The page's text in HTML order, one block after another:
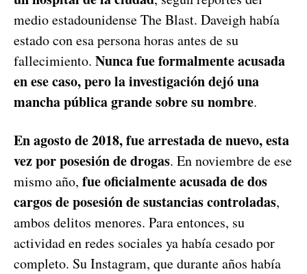
medio estadounidense The Blast. Daveigh había
estado con esa persona horas antes de su
fallecimiento. Nunca fue formalmente acusada
en ese caso, pero la investigación dejó una
mancha pública grande sobre su nombre.
En agosto de 2018, fue arrestada de nuevo, esta
vez por posesión de drogas. En noviembre de ese
mismo año, fue oficialmente acusada de dos
cargos de posesión de sustancias controladas,
ambos delitos menores. Para entonces, su
actividad en redes sociales ya había cesado por
completo. Su Instagram, que durante años había